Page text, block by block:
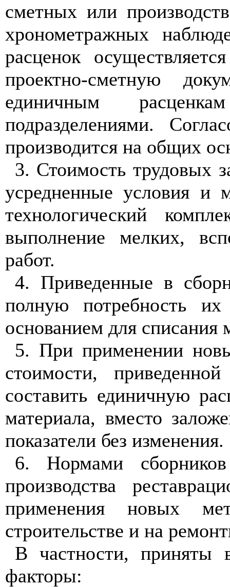
сметных или
хронометражных
расценок
проектно-сметную
единичным
подразделениями.
производится на общих
3. Стоимость трудовых
усредненные условия и
технологический
выполнение мелких,
работ.
4. Приведенные в
полную потребность
основанием для списания
5. При применении
стоимости,
составить единичную
материала, вместо
показатели без изменения.
6. Нормами
производства
применения новых
строительстве и на
В частности,
факторы: